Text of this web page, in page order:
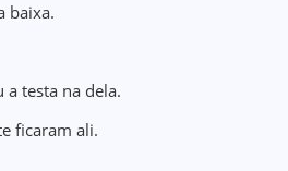
baixa.
a testa na dela.
ficaram ali.